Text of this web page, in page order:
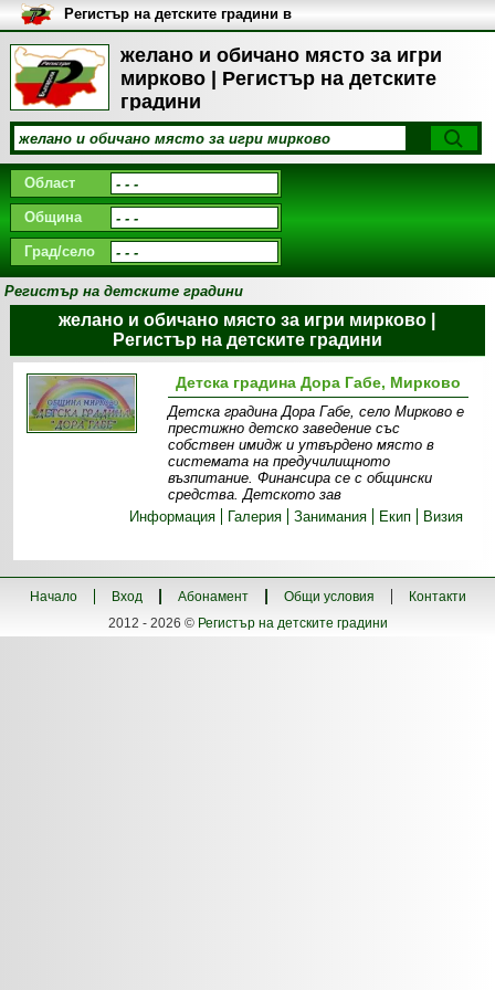
желано и обичано място за игри
мирково | Регистър на детските
градини
Регистър на детските градини в
България
Област
Община
Град/село
Регистър на детските градини
желано и обичано място за игри мирково |
Регистър на детските градини
Детска градина Дора Габе, Мирково
Детска градина Дора Габе, село Мирково е
престижно детско заведение със
собствен имидж и утвърдено място в
системата на предучилищното
възпитание. Финансира се с общински
средства. Детското зав
Информация
Галерия Занимания Екип Визия
Начало Вход Абонамент Общи условия
Контакти
2012 - 2026 © Регистър на детските градини